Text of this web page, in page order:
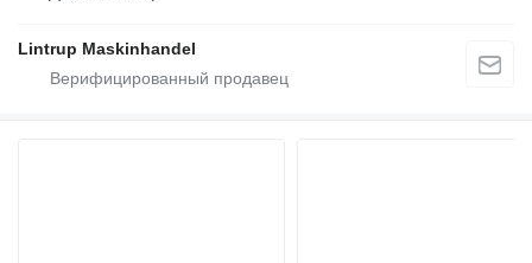
Lintrup Maskinhandel